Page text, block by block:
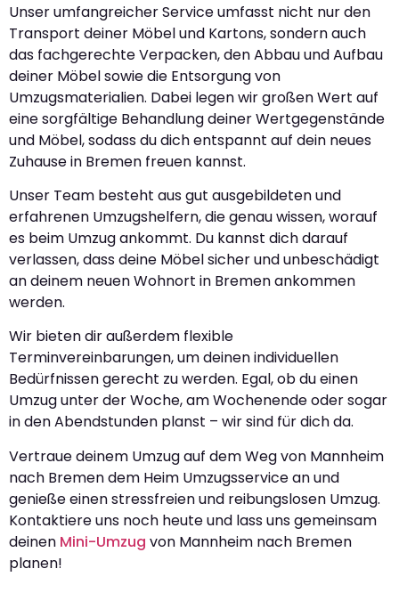
Unser umfangreicher Service umfasst nicht nur den
Transport deiner Möbel und Kartons, sondern auch
das fachgerechte Verpacken, den Abbau und Aufbau
deiner Möbel sowie die Entsorgung von
Umzugsmaterialien. Dabei legen wir großen Wert auf
eine sorgfältige Behandlung deiner Wertgegenstände
und Möbel, sodass du dich entspannt auf dein neues
Zuhause in Bremen freuen kannst.
Unser Team besteht aus gut ausgebildeten und
erfahrenen Umzugshelfern, die genau wissen, worauf
es beim Umzug ankommt. Du kannst dich darauf
verlassen, dass deine Möbel sicher und unbeschädigt
an deinem neuen Wohnort in Bremen ankommen
werden.
Wir bieten dir außerdem flexible
Terminvereinbarungen, um deinen individuellen
Bedürfnissen gerecht zu werden. Egal, ob du einen
Umzug unter der Woche, am Wochenende oder sogar
in den Abendstunden planst – wir sind für dich da.
Vertraue deinem Umzug auf dem Weg von Mannheim
nach Bremen dem Heim Umzugsservice an und
genieße einen stressfreien und reibungslosen Umzug.
Kontaktiere uns noch heute und lass uns gemeinsam
deinen Mini-Umzug von Mannheim nach Bremen
planen!